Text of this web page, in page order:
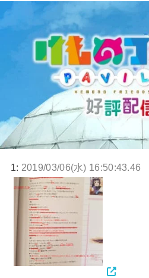
1: 2019/03/06(水) 16:50:43.46